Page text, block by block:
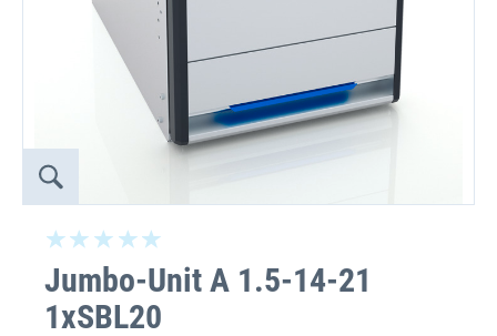
Jumbo-Unit A 1.5-14-21
1xSBL20